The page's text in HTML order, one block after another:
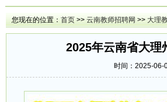
您现在的位置： 首页 >> 云南教师招聘网 >> 大理
2025年云南省大理
时间：2025-06-